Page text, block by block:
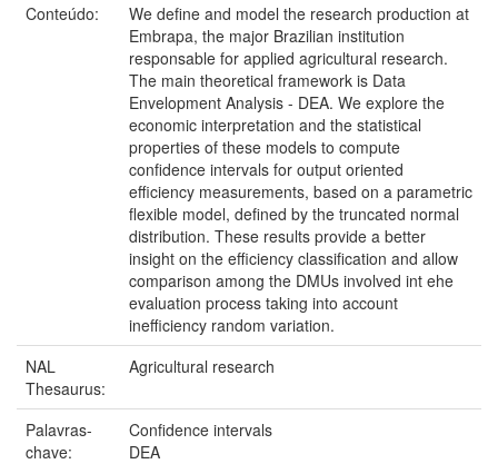
Conteúdo:
We define and model the research production at
Embrapa, the major Brazilian institution
responsable for applied agricultural research.
The main theoretical framework is Data
Envelopment Analysis - DEA. We explore the
economic interpretation and the statistical
properties of these models to compute
confidence intervals for output oriented
efficiency measurements, based on a parametric
flexible model, defined by the truncated normal
distribution. These results provide a better
insight on the efficiency classification and allow
comparison among the DMUs involved int ehe
evaluation process taking into account
inefficiency random variation.
NAL
Thesaurus:
Agricultural research
Palavras-
chave:
Confidence intervals
DEA